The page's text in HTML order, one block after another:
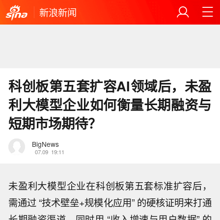
新浪新闻
科创板第五套扩容AI领域后，未盈
利大模型企业如何衡量长期融资与
短期市场期待？
BigNews
07.09 19:11
未盈利大模型企业在科创板第五套标准扩容后，
需通过 “技术壁垒+规模化应用” 的硬核证明来打通